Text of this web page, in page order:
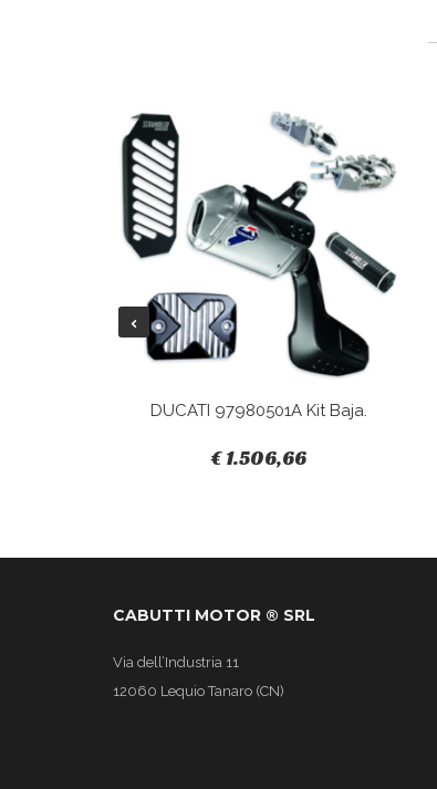
DUCATI 97980501A Kit Baja.
€ 1.506,66
CABUTTI MOTOR ® SRL
Via dell’Industria 11
12060 Lequio Tanaro (CN)